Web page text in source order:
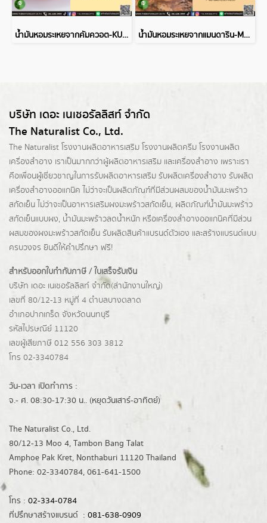
น้ำมันหอมระเหยจากคัมควอต-KUMQUAT ESSENTIAL OIL น้ำมันหอมระเหยจากแมนดาริน-MANDARIN ESSENTIAL OIL
บริษัท เดอะ เนเชอรัลลิสท์ จำกัด
The Naturalist Co., Ltd.
The Naturalist โรงงานผลิตอาหารเสริม โรงงานผลิตครีม โรงงานผลิต
เครื่องสำอาง เราเป็นมากกว่าผู้ผลิตอาหารเสริม และเครื่องสำอาง เพราะเรา
คือเพื่อนผู้เชี่ยวชาญในการรับผลิตอาหารเสริม รับผลิตเครื่องสำอาง รับผลิต
เครื่องสำอางออแกนิค ไม่ว่าจะเป็นผลิตภัณฑ์ที่มีส่วนผสมของน้ำมันมะพร้าว
สกัดเย็น ไม่ว่าจะเป็นอาหารเสริมผงมะพร้าวสกัดเย็น, ผลิตภัณฑ์น้ำมันมะพร้าว
สกัดเย็นแบบผง, น้ำมันมะพร้าวลดน้ำหนัก หรือเครื่องสำอางออแกนิคที่มีส่วน
ผสมของผงมะพร้าวสกัดเย็น รับผลิตสินค้าแบรนด์ตัวเอง และสร้างแบรนด์แบบ
ครบวงจร ยินดีให้คำปรึกษา ฟรี!
สำหรับออกใบกำกับภาษี / ใบเสร็จรับเงิน
บริษัท เดอะ เนเชอรัลลิสท์ จำกัด(ส่านักงานใหญ่)
เลขที่ 80/12-13 หมู่ที่ 4 ตำบลบางตลาด
อำเภอปากเกร็ด จังหวัดนนทบุรี
รหัสไปรษณีย์ 11120
เลขผู้เสียภาษี 012 556 303 3812
โทร 02-3340784
วัน-เวลา เปิดทำการ :
จ.- ศ. 08:30-17:30 น.. (หยุดวันเสาร์-อาทิตย์)
The Naturalist Co., Ltd.
80/12-13 Moo 4, Tambon Bang Talat
Amphoe Pak Kret, Nonthaburi 11120 Thailand
Phone: 02-3340784, 061-641-1500
โทร : 02-334-0784
ที่ปรึกษาสร้างแบรนด์ : 081-638-0909